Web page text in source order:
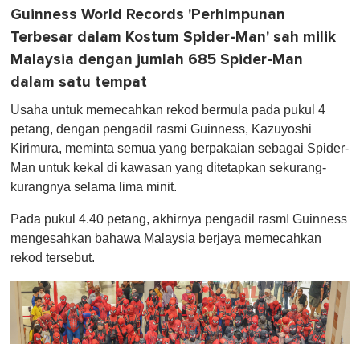
Guinness World Records 'Perhimpunan
Terbesar dalam Kostum Spider-Man' sah milik
Malaysia dengan jumlah 685 Spider-Man
dalam satu tempat
Usaha untuk memecahkan rekod bermula pada pukul 4
petang, dengan pengadil rasmi Guinness, Kazuyoshi
Kirimura, meminta semua yang berpakaian sebagai Spider-
Man untuk kekal di kawasan yang ditetapkan sekurang-
kurangnya selama lima minit.
Pada pukul 4.40 petang, akhirnya pengadil rasmI Guinness
mengesahkan bahawa Malaysia berjaya memecahkan
rekod tersebut.